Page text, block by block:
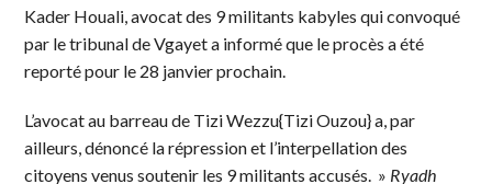
Kader Houali, avocat des 9 militants kabyles qui convoqué
par le tribunal de Vgayet a informé que le procès a été
reporté pour le 28 janvier prochain.
L’avocat au barreau de Tizi Wezzu{Tizi Ouzou} a, par
ailleurs, dénoncé la répression et l’interpellation des
citoyens venus soutenir les 9 militants accusés. » Ryadh